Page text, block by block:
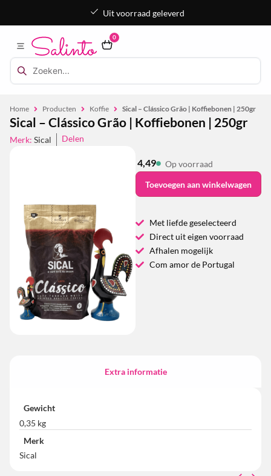
Uit voorraad geleverd
0
Home Producten Koffie Sical – Clássico Grão | Koffiebonen | 250gr
Sical – Clássico Grão | Koffiebonen | 250gr
Merk: Sical Delen
4,49 Op voorraad
Toevoegen aan winkelwagen
Met liefde geselecteerd
Direct uit eigen voorraad
Afhalen mogelijk
Com amor de Portugal
Extra informatie
Gewicht
0,35 kg
Merk
Sical